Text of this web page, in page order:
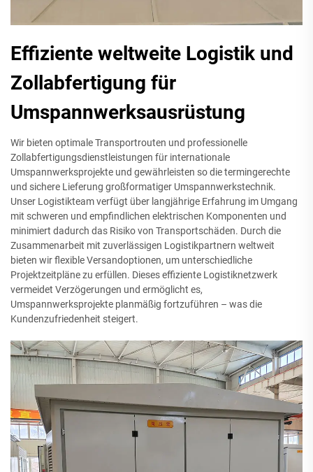
Effiziente weltweite Logistik und
Zollabfertigung für
Umspannwerksausrüstung
Wir bieten optimale Transportrouten und professionelle
Zollabfertigungsdienstleistungen für internationale
Umspannwerksprojekte und gewährleisten so die termingerechte
und sichere Lieferung großformatiger Umspannwerkstechnik.
Unser Logistikteam verfügt über langjährige Erfahrung im Umgang
mit schweren und empfindlichen elektrischen Komponenten und
minimiert dadurch das Risiko von Transportschäden. Durch die
Zusammenarbeit mit zuverlässigen Logistikpartnern weltweit
bieten wir flexible Versandoptionen, um unterschiedliche
Projektzeitpläne zu erfüllen. Dieses effiziente Logistiknetzwerk
vermeidet Verzögerungen und ermöglicht es,
Umspannwerksprojekte planmäßig fortzuführen – was die
Kundenzufriedenheit steigert.